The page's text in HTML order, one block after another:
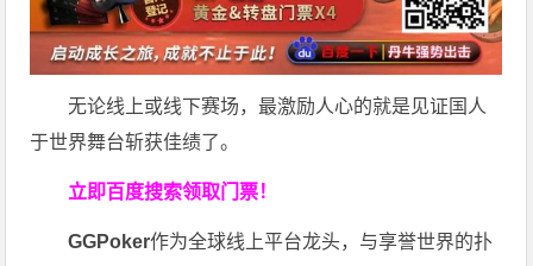
无论线上或线下赛场，最激励人心的就是见证国人
于世界舞台斩获佳绩了。
立即百度搜索领取门票！
GGPoker作为全球线上平台龙头，与享誉世界的扑